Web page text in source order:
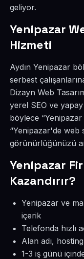
geliyor.
Yenipazar
Hizmeti
Aydın Yenipazar
serbest
Dizayn Web
yerel SEO ve
böylece “Yenipazar
“Yenipazar'de web
görünürlüğünüzü
Yenipazar
Kazandırır?
Yenipazar ve
içerik
Telefonda hızlı
Alan adı,
1-3 iş günü